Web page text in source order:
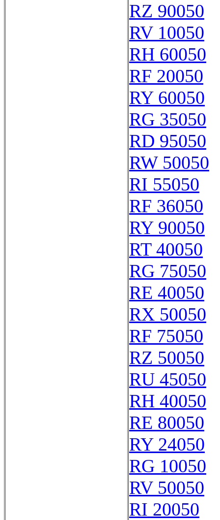
RZ 90050
RV 10050
RH 60050
RF 20050
RY 60050
RG 35050
RD 95050
RW 50050
RI 55050
RF 36050
RY 90050
RT 40050
RG 75050
RE 40050
RX 50050
RF 75050
RZ 50050
RU 45050
RH 40050
RE 80050
RY 24050
RG 10050
RV 50050
RI 20050